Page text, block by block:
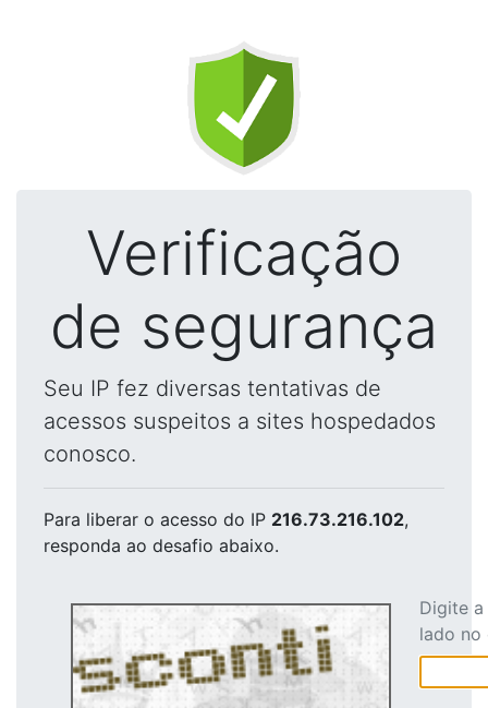
Verificação
de segurança
Seu IP fez diversas tentativas de
acessos suspeitos a sites hospedados
conosco.
Para liberar o acesso do IP 216.73.216.102,
responda ao desafio abaixo.
Digite
lado no